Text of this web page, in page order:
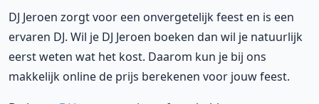
DJ Jeroen zorgt voor een onvergetelijk feest en is een
ervaren DJ. Wil je DJ Jeroen boeken dan wil je natuurlijk
eerst weten wat het kost. Daarom kun je bij ons
makkelijk online de prijs berekenen voor jouw feest.